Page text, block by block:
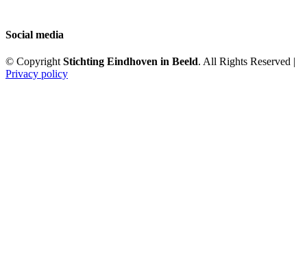
Social media
© CopyrightStichting Eindhoven in Beeld. All Rights Reserved |
Privacy policy